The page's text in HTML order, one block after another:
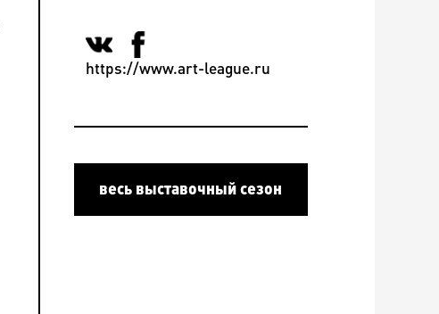
https://www.art-league.ru
весь выставочный сезон